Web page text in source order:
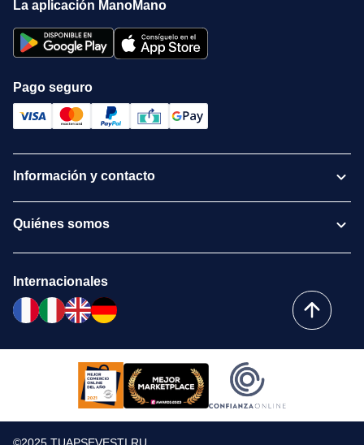
La aplicación ManoMano
Pago seguro
Información y contacto
Quiénes somos
Internacionales